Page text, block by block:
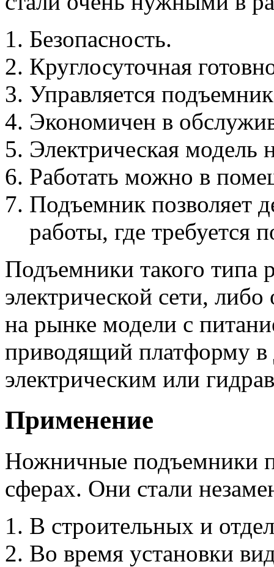
Безопасность.
Круглосуточная
Управляется
Экономичен в
Электрическая модель
Работать можно в
Подъемник позволяет
работы, где требуется
Подъемники такого типа
электрической сети,
на рынке модели с
приводящий платформу в
электрическим или
Применение
Ножничные подъемники
сферах. Они стали
В строительных и
Во время установки